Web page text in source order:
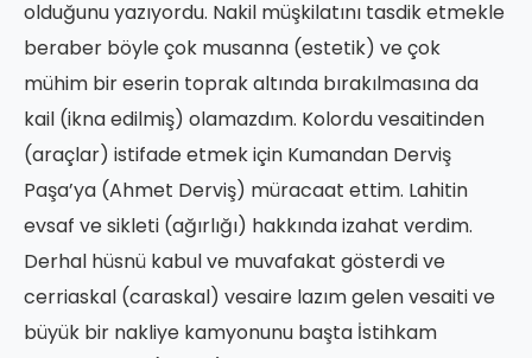
olduğunu yazıyordu. Nakil müşkilatını tasdik etmekle
beraber böyle çok musanna (estetik) ve çok
mühim bir eserin toprak altında bırakılmasına da
kail (ikna edilmiş) olamazdım. Kolordu vesaitinden
(araçlar) istifade etmek için Kumandan Derviş
Paşa’ya (Ahmet Derviş) müracaat ettim. Lahitin
evsaf ve sikleti (ağırlığı) hakkında izahat verdim.
Derhal hüsnü kabul ve muvafakat gösterdi ve
cerriaskal (caraskal) vesaire lazım gelen vesaiti ve
büyük bir nakliye kamyonunu başta İstihkam